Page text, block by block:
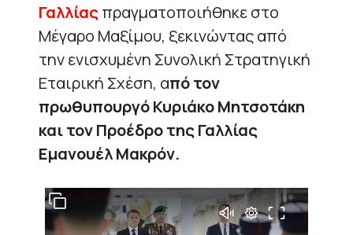
Γαλλίαςπραγματοποιήθηκε στο
Μέγαρο Μαξίμου, ξεκινώντας από
την ενισχυμένη Συνολική Στρατηγική
Εταιρική Σχέση, από τον
πρωθυπουργό Κυριάκο Μητσοτάκη
και τον Προέδρο της Γαλλίας
Εμανουέλ Μακρόν.